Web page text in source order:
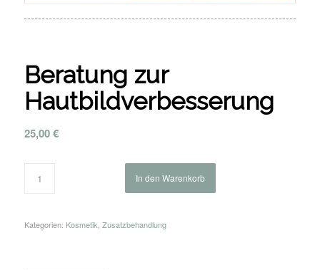
Beratung zur
Hautbildverbesserung
25,00€
In den Warenkorb
Kategorien: Kosmetik Zusatzbehandlung